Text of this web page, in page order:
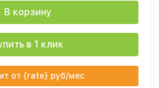
В корзину
в 1 клик
от {rate} руб/мес